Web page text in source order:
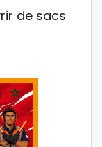
de sacs